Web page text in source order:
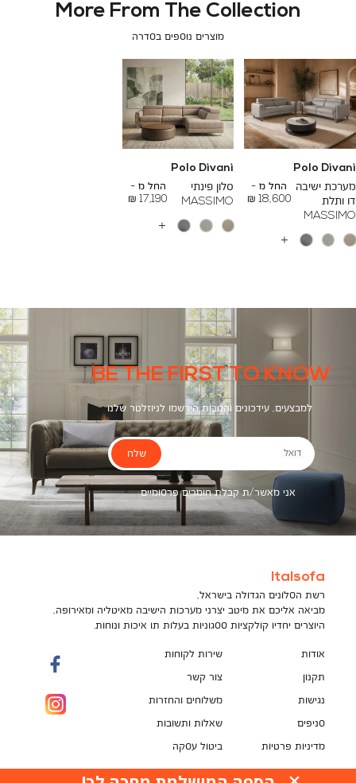
More From The Collection
מוצרים נוספים בסדרה
Polo Divani
מערכת ישיבה
דו ותלת
MASSIMO
החל מ -
18,600 ₪
To
24,000 ₪
עוד
Polo Divani
סלון פינתי
MASSIMO
החל מ -
17,190 ₪
To
26,000 ₪
עוד
BE THE FIRST TO KNOW
למבצעים, עידכונים והטבות הירשמו לניוזלטר שלנו
דואל
אני מאשר/ת קבלת חומרים פרסומיים
שלח
Italsofa
רשת הסלונים הגדולה בישראל,
מביאה אליכם את מיטב יצרני מערכות הישיבה מאיטליה ומאירופה,
היוצרים יחדיו קולקציות ססגוניות בעלות תו איכות ונוחות.
אודות
תקנון
נגישות
סניפים
מדיניות פרטיות
שירות לקוחות
צור קשר
משלוחים והחזרות
שאלות ותשובות
ביטול עסקה
תקנון מועדון לקוחות